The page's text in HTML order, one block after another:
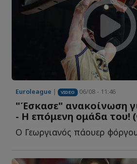
Euroleague | VIDEO 06/08 - 11:46
"Έσκασε" ανακοίνωση
- Η επόμενη ομάδα